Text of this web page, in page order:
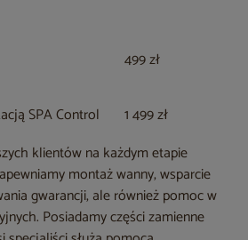
499 zł
SPA Control 1 499 zł
klientów na każdym etapie
montaż wanny, wsparcie
gwarancji, ale również pomoc w
Posiadamy części zamienne